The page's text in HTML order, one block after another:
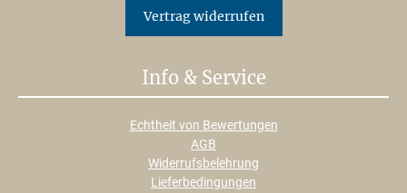
Vertrag widerrufen
Info & Service
Echtheit von Bewertungen
AGB
Widerrufsbelehrung
Lieferbedingungen